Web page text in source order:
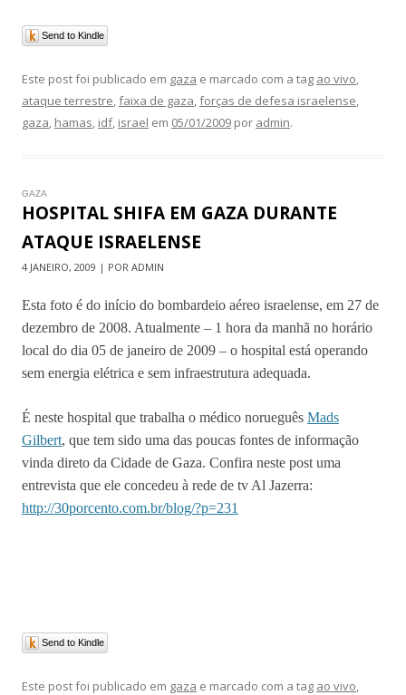
Send to Kindle
Este post foi publicado em gaza e marcado com a tag ao vivo,
ataque terrestre,faixa de gaza,forças de defesa israelense,
gaza, hamas, idf, israel em 05/01/2009 por admin.
GAZA
HOSPITAL SHIFA EM GAZA DURANTE
ATAQUE ISRAELENSE
4 JANEIRO, 2009 | POR ADMIN
Esta foto é do início do bombardeio aéreo israelense, em 27 de
dezembro de 2008. Atualmente – 1 hora da manhã no horário
local do dia 05 de janeiro de 2009 – o hospital está operando
sem energia elétrica e sem infraestrutura adequada.
É neste hospital que trabalha o médico norueguês Mads
Gilbert, que tem sido uma das poucas fontes de informação
vinda direto da Cidade de Gaza. Confira neste post uma
entrevista que ele concedeu à rede de tv Al Jazerra:
http://30porcento.com.br/blog/?p=231
Send to Kindle
Este post foi publicado em gaza e marcado com a tag ao vivo,